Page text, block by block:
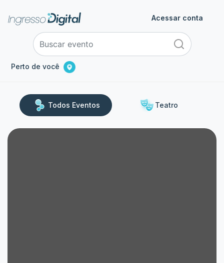
Perto de você
Acessar conta
Todos Eventos Teatro